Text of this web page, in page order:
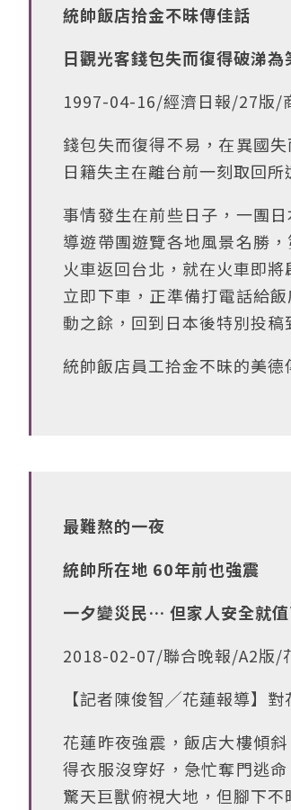
統帥飯店拾金不昧傳佳話
日觀光客錢包失而復得破涕為
1997-04-16/經濟日報/27版/
錢包失而復得不易，在異國
日籍失主在離台前一刻取回所
事情發生在前些日子，一團
導遊帶團遊覽各地風景名勝
火車返回台北，就在火車即
立即下車，正準備打電話給
動之餘，回到日本後特別投
統帥飯店員工拾金不昧的美
最難熬的一夜
統帥所在地 60年前也強震
一夕變災民… 但家人安全就
2018-02-07/聯合晚報/A2版/
【記者陳俊智╱花蓮報導】
花蓮昨夜強震，飯店大樓傾
得衣服沒穿好，急忙奪門逃
驚天巨獸俯視大地，但腳下不